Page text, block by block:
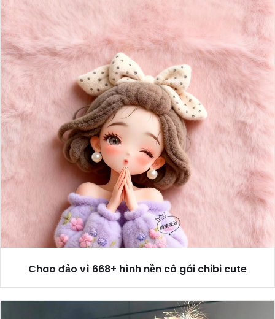
Chao đảo vì 668+ hình nền cô gái chibi cute